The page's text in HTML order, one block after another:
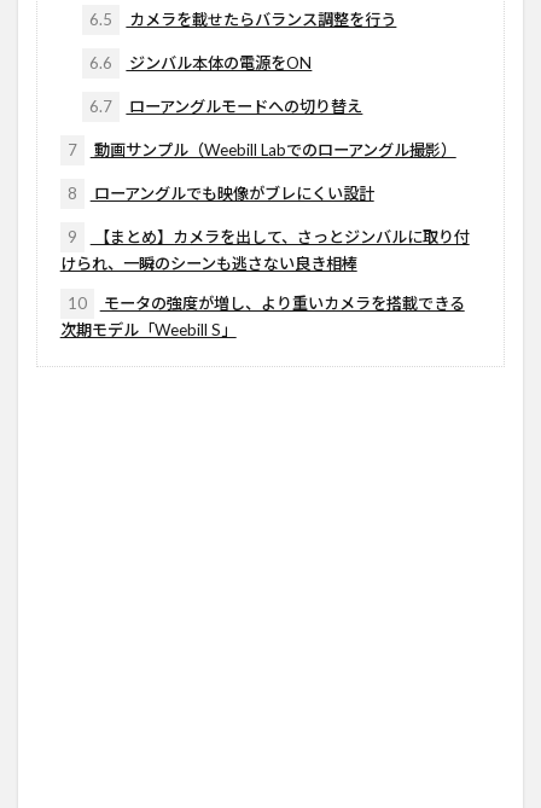
6.5 カメラを載せたらバランス調整を行う
6.6 ジンバル本体の電源をON
6.7 ローアングルモードへの切り替え
7 動画サンプル（Weebill Labでのローアングル撮影）
8 ローアングルでも映像がブレにくい設計
9
【まとめ】カメラを出して、さっとジンバルに取り付
けられ、一瞬のシーンも逃さない良き相棒
10
モータの強度が増し、より重いカメラを搭載できる
次期モデル「Weebill S」